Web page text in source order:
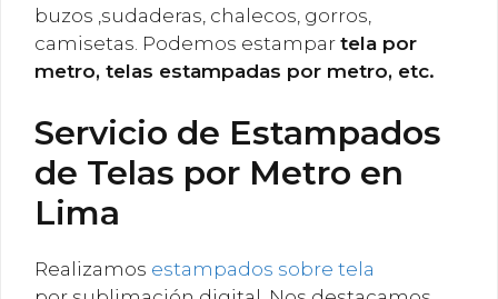
buzos ,sudaderas, chalecos, gorros,
camisetas. Podemos estampar tela por
metro, telas estampadas por metro, etc.
Servicio de Estampados
de Telas por Metro en
Lima
Realizamos estampados sobre tela